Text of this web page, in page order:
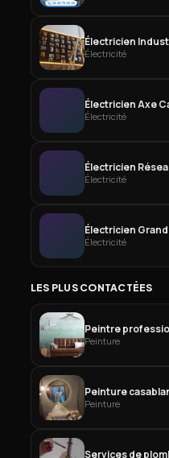
Électricien
Électricité
Électricien Axe
Électricité
Électricien
Électricité
Électricien
Électricité
LES PLUS CONTACTÉES
Peintre
Peinture
Peinture
Peinture
Services de